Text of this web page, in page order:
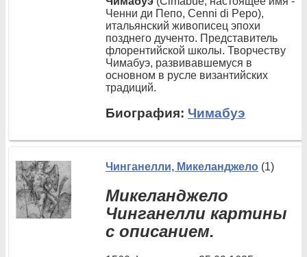
Ченни ди Пепо, Cenni di Pepo),
итальянский живописец эпохи
позднего дученто. Представитель
флорентийской школы. Творчеству
Чимабуэ, развивавшемуся в
основном в русле византийских
традиций.
Биография: Чимабуэ
Чинганелли, Микеланджело (1)
Микеланджело
Чинганелли картины
с описанием.